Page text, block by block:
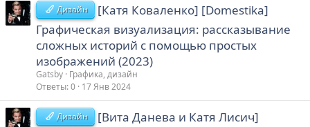
Дизайн
[Катя Коваленко] [Domestika]
Графическая визуализация: рассказывание
сложных историй с помощью простых
изображений (2023)
Gatsby Графика, дизайн
Ответы 0 17 Янв 2024
Дизайн
[Вита Данева и Катя Лисич]